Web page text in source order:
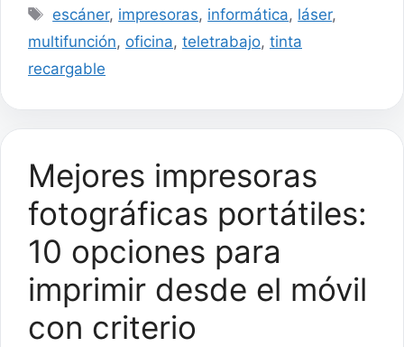
Etiquetas
escáner, impresoras, informática, láser,
multifunción, oficina, teletrabajo, tinta
recargable
Mejores impresoras
fotográficas portátiles:
10 opciones para
imprimir desde el móvil
con criterio